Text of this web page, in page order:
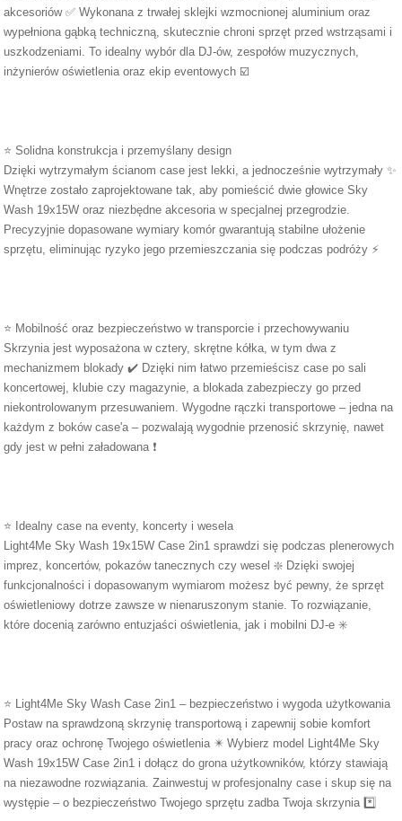
akcesoriów ✅ Wykonana z trwałej sklejki wzmocnionej aluminium oraz
wypełniona gąbką techniczną, skutecznie chroni sprzęt przed wstrząsami i
uszkodzeniami. To idealny wybór dla DJ-ów, zespołów muzycznych,
inżynierów oświetlenia oraz ekip eventowych ☑️
⭐ Solidna konstrukcja i przemyślany design
Dzięki wytrzymałym ścianom case jest lekki, a jednocześnie wytrzymały ✨
Wnętrze zostało zaprojektowane tak, aby pomieścić dwie głowice Sky
Wash 19x15W oraz niezbędne akcesoria w specjalnej przegrodzie.
Precyzyjnie dopasowane wymiary komór gwarantują stabilne ułożenie
sprzętu, eliminując ryzyko jego przemieszczania się podczas podróży ⚡
⭐ Mobilność oraz bezpieczeństwo w transporcie i przechowywaniu
Skrzynia jest wyposażona w cztery, skrętne kółka, w tym dwa z
mechanizmem blokady ✔️ Dzięki nim łatwo przemieścisz case po sali
koncertowej, klubie czy magazynie, a blokada zabezpieczy go przed
niekontrolowanym przesuwaniem. Wygodne rączki transportowe – jedna na
każdym z boków case'a – pozwalają wygodnie przenosić skrzynię, nawet
gdy jest w pełni załadowana ❗
⭐ Idealny case na eventy, koncerty i wesela
Light4Me Sky Wash 19x15W Case 2in1 sprawdzi się podczas plenerowych
imprez, koncertów, pokazów tanecznych czy wesel ❇️ Dzięki swojej
funkcjonalności i dopasowanym wymiarom możesz być pewny, że sprzęt
oświetleniowy dotrze zawsze w nienaruszonym stanie. To rozwiązanie,
które docenią zarówno entuzjaści oświetlenia, jak i mobilni DJ-e ✳️
⭐ Light4Me Sky Wash Case 2in1 – bezpieczeństwo i wygoda użytkowania
Postaw na sprawdzoną skrzynię transportową i zapewnij sobie komfort
pracy oraz ochronę Twojego oświetlenia ✴️ Wybierz model Light4Me Sky
Wash 19x15W Case 2in1 i dołącz do grona użytkowników, którzy stawiają
na niezawodne rozwiązania. Zainwestuj w profesjonalny case i skup się na
występie – o bezpieczeństwo Twojego sprzętu zadba Twoja skrzynia *️⃣